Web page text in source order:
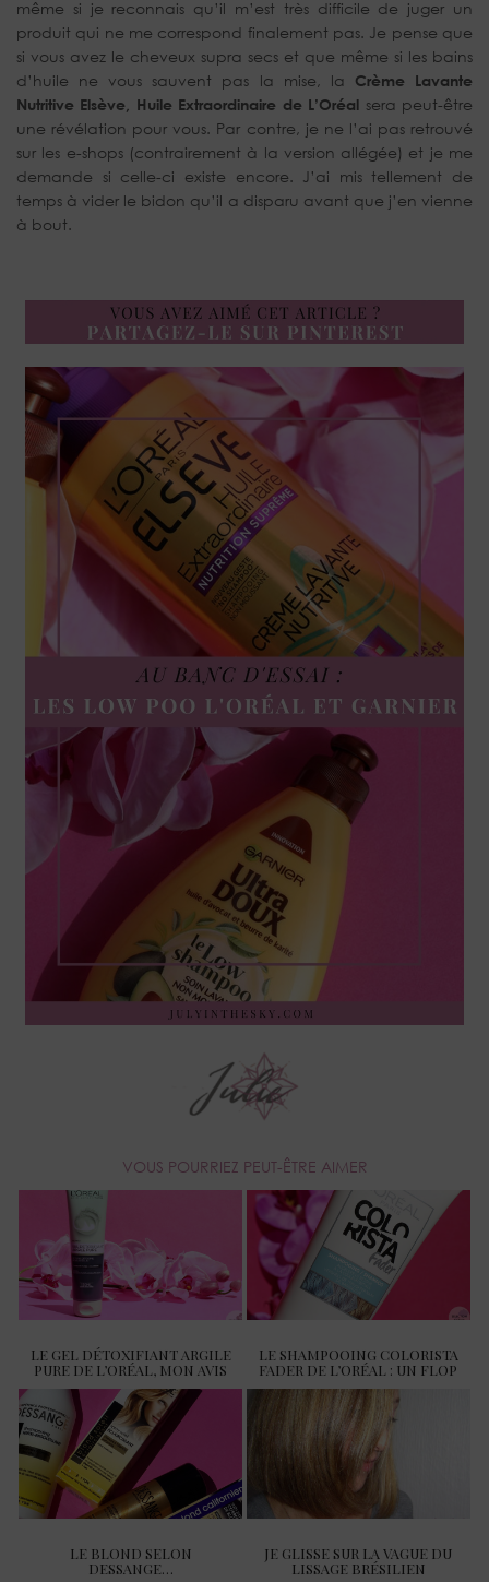
même si je reconnais qu’il m’est très difficile de juger un
produit qui ne me correspond finalement pas. Je pense que
si vous avez le cheveux supra secs et que même si les bains
d’huile ne vous sauvent pas la mise, la Crème Lavante
Nutritive Elsève, Huile Extraordinaire de L’Oréal sera peut-être
une révélation pour vous. Par contre, je ne l’ai pas retrouvé
sur les e-shops (contrairement à la version allégée) et je me
demande si celle-ci existe encore. J’ai mis tellement de
temps à vider le bidon qu’il a disparu avant que j’en vienne
à bout.
VOUS POURRIEZ PEUT-ÊTRE AIMER
LE GEL DÉTOXIFIANT ARGILE
PURE DE L’ORÉAL, MON AVIS
LE SHAMPOOING COLORISTA
FADER DE L’ORÉAL : UN FLOP
LE BLOND SELON
DESSANGE…
JE GLISSE SUR LA VAGUE DU
LISSAGE BRÉSILIEN